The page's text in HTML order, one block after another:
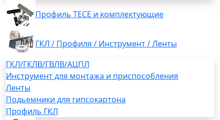
Профиль TECE и комплектующие
ГКЛ / Профиля / Инструмент / Ленты
ГКЛ/ГКЛВ/ГВЛВ/АЦПЛ
Инструмент для монтажа и приспособления
Ленты
Подьемники для гипсокартона
Профиль ГКЛ